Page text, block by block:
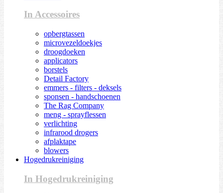
In Accessoires
opbergtassen
microvezeldoekjes
droogdoeken
applicators
borstels
Detail Factory
emmers - filters - deksels
sponsen - handschoenen
The Rag Company
meng - sprayflessen
verlichting
infrarood drogers
afplaktape
blowers
Hogedrukreiniging
In Hogedrukreiniging